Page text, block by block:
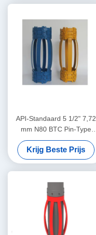
API-Standaard 5 1/2" 7,72
mm N80 BTC Pin-Type
Centralizer voor het
Beperken van de
Verplaatsing van Casing
Centralizers in Olie & Gas
Operaties
Krijg Beste Prijs